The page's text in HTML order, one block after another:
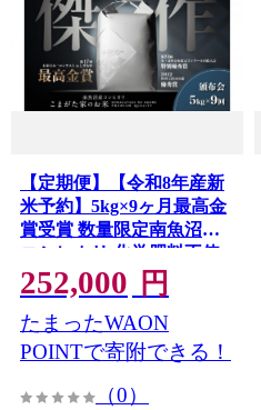
【定期便】【令和8年産新
米予約】5kg×9ヶ月最高金
賞受賞 数量限定南魚沼産
コシヒカリ 化学肥料不使
用・農薬8割減栽培米「こ
まがた家のお米」【2026年
9月下旬より順次発送予
定】
252,000 円
たまったWAON
POINTで寄附できる！
（0）